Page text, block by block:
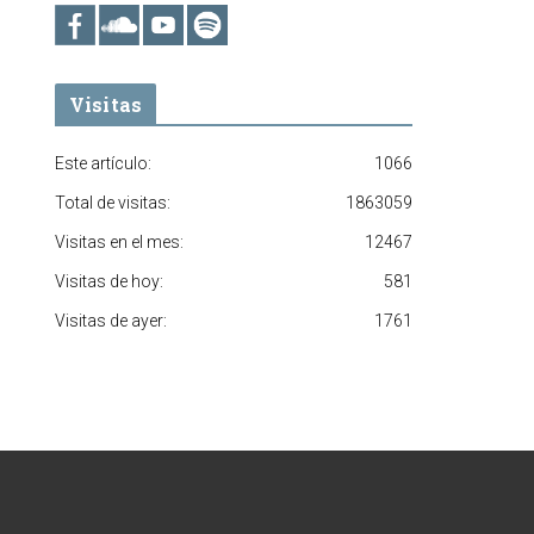
Visitas
1066
Este artículo:
1863059
Total de visitas:
12467
Visitas en el mes:
581
Visitas de hoy:
1761
Visitas de ayer: